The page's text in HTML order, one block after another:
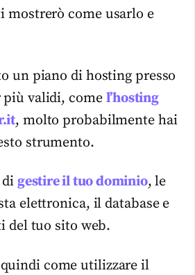
mostrerò come usarlo e
un piano di hosting presso
validi, come l’hosting
, molto probabilmente hai
strumento.
di gestire il tuo dominio, le
elettronica, il database e
del tuo sito web.
come utilizzare il